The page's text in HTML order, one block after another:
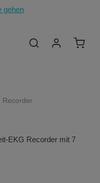
Recorder